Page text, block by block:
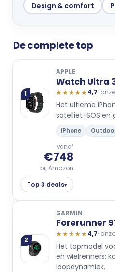
Design & comfort
De complete top
1
APPLE
Watch Ultra
★★★★★
★★★★★ 4,7·
Het ultieme
satelliet-SOS en
iPhone
vanaf
€748
bij Amazon
Top 3 deals▾
2
GARMIN
Forerunner
★★★★★
★★★★★ 4,7·
Het topmodel
en wielrenners:
loopdynamiek.